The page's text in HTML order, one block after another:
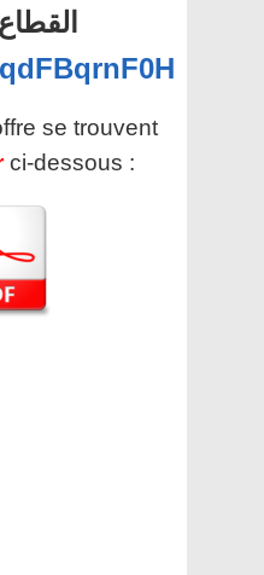
se trouvent
ci-dessous :